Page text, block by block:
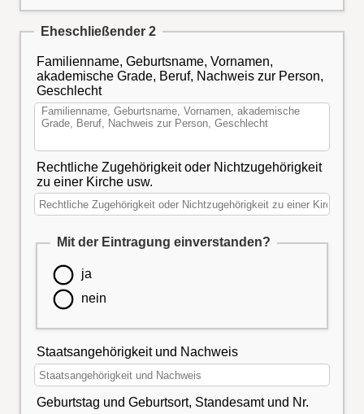
Eheschließender 2
Familienname, Geburtsname, Vornamen,
akademische Grade, Beruf, Nachweis zur Person,
Geschlecht
Rechtliche Zugehörigkeit oder Nichtzugehörigkeit
zu einer Kirche usw.
Mit der Eintragung einverstanden?
ja
nein
Staatsangehörigkeit und Nachweis
Geburtstag und Geburtsort, Standesamt und Nr.